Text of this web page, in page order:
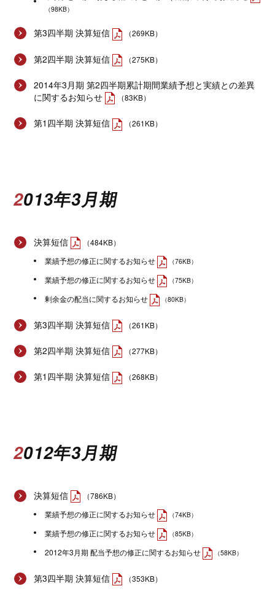
（98KB）
第3四半期 決算短信 （269KB）
第2四半期 決算短信 （275KB）
2014年3月期 第2四半期累計期間業績予想と実績との差異
に関するお知らせ
（83KB）
第1四半期 決算短信 （261KB）
2013年3月期
決算短信
（484KB）
業績予想の修正に関するお知らせ
（76KB）
業績予想の修正に関するお知らせ （75KB）
剰余金の配当に関するお知らせ （80KB）
第3四半期 決算短信 （261KB）
第2四半期 決算短信 （277KB）
第1四半期 決算短信 （268KB）
2012年3月期
決算短信
（786KB）
業績予想の修正に関するお知らせ
（74KB）
業績予想の修正に関するお知らせ （85KB）
2012年3月期 配当予想の修正に関するお知らせ （58KB）
第3四半期 決算短信 （353KB）